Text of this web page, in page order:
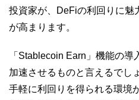
投資家が、DeFiの利回りに魅
が高まります。
「Stablecoin Earn」機能の
加速させるものと言えるでし
手軽に利回りを得られる環境